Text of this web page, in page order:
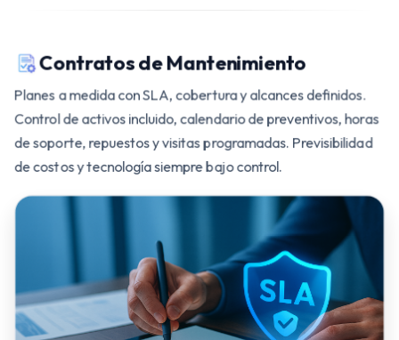
Contratos de Mantenimiento
Planes a medida con SLA, cobertura y alcances definidos.
Control de activos incluido, calendario de preventivos, horas
de soporte, repuestos y visitas programadas. Previsibilidad
de costos y tecnología siempre bajo control.